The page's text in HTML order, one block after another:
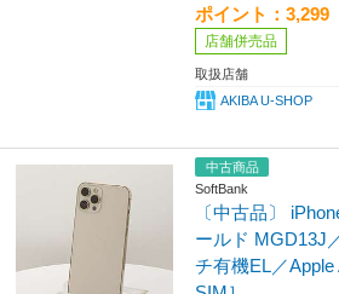
ポイント：3,299
店舗併売品
取扱店舗
AKIBA U-SHOP
中古商品
SoftBank
〔中古品〕
ールド MGD13J
チ有機EL／